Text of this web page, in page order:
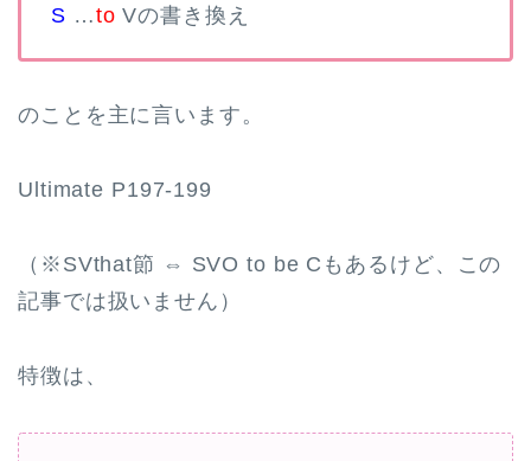
S …to Vの書き換え
のことを主に言います。
Ultimate P197-199
（※SVthat節 ⇔ SVO to be Cもあるけど、この
記事では扱いません）
特徴は、